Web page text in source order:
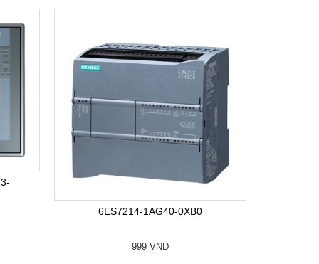
6ES7214-1AG40-0XB0
999 VND